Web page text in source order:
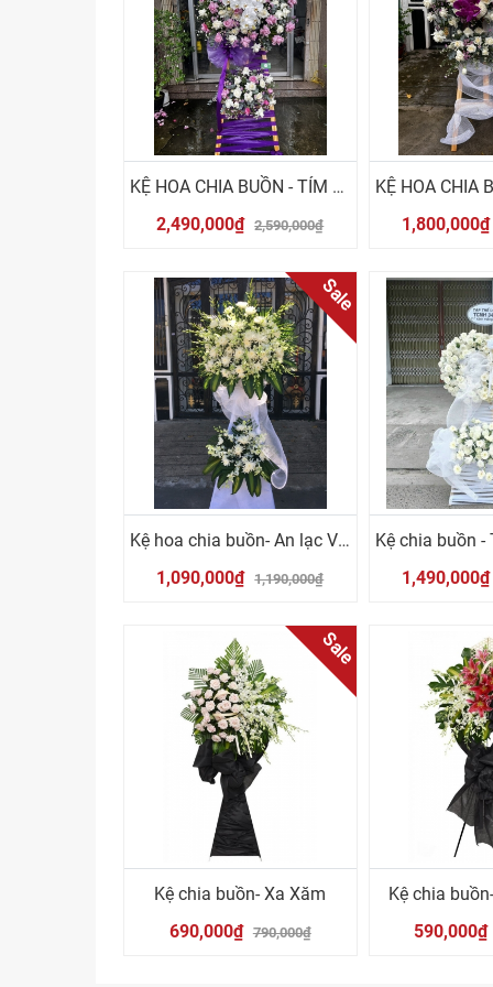
KỆ HOA CHIA BUỒN - TÍM TRẮNG
2,490,000₫ 2,590,000₫ 1,800,000₫
Sale
Kệ hoa chia buồn- An lạc Vĩnh Hằng
1,090,000₫ 1,190,000₫ 1,490,000₫
Sale
Kệ chia buồn- Xa Xăm
690,000₫ 790,000₫
Kệ chia
590,000₫